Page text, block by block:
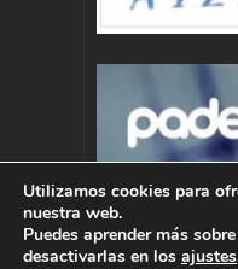
Utilizamos cookies para
nuestra web.
Puedes aprender más
desactivarlas en los ajustes